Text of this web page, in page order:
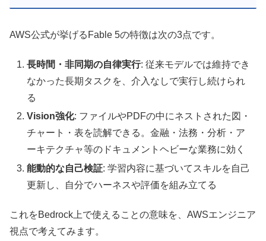
AWS公式が挙げるFable 5の特徴は次の3点です。
長時間・非同期の自律実行: 従来モデルでは維持でき
なかった長期タスクを、介入なしで実行し続けられ
る
Vision強化: ファイルやPDFの中にネストされた図・
チャート・表を読解できる。金融・法務・分析・ア
ーキテクチャ等のドキュメントヘビーな業務に効く
能動的な自己検証: 学習内容に基づいてスキルを自己
更新し、自分でハーネスや評価を組み立てる
これをBedrock上で使えることの意味を、AWSエンジニア
視点で考えてみます。